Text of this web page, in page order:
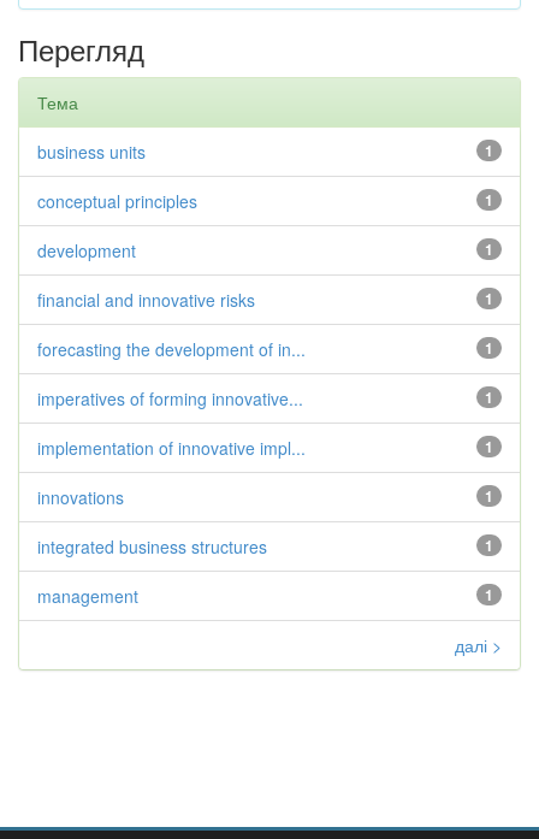
Перегляд
Тема
1
business units
1
conceptual principles
1
development
1
financial and innovative risks
1
forecasting the development of in...
1
imperatives of forming innovative...
1
implementation of innovative impl...
1
innovations
1
integrated business structures
1
management
далі >